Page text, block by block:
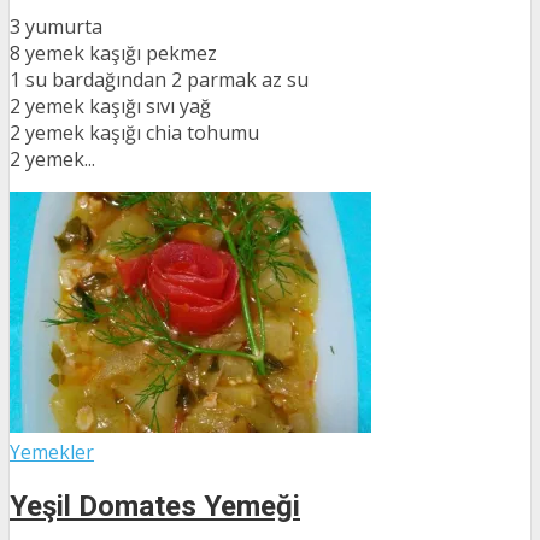
3 yumurta
8 yemek kaşığı pekmez
1 su bardağından 2 parmak az su
2 yemek kaşığı sıvı yağ
2 yemek kaşığı chia tohumu
2 yemek...
Yemekler
Yeşil Domates Yemeği